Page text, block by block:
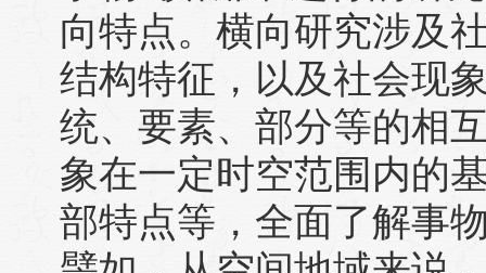
向特点。横向研究涉及
结构特征，以及社会现
统、要素、部分等的相
象在一定时空范围内的
部特点等，全面了解事